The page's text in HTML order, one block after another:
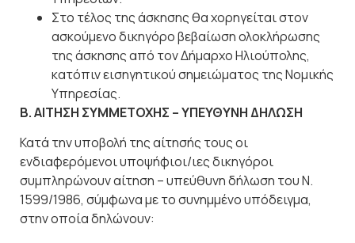
Στο τέλος της άσκησης θα χορηγείται στον
ασκούμενο δικηγόρο βεβαίωση ολοκλήρωσης
της άσκησης από τον Δήμαρχο Ηλιούπολης,
κατόπιν εισηγητικού σημειώματος της Νομικής
Υπηρεσίας.
Β. ΑΙΤΗΣΗ ΣΥΜΜΕΤΟΧΗΣ – ΥΠΕΥΘΥΝΗ ΔΗΛΩΣΗ
Κατά την υποβολή της αίτησής τους οι
ενδιαφερόμενοι υποψήφιοι/ιες δικηγόροι
συμπληρώνουν αίτηση – υπεύθυνη δήλωση του Ν.
1599/1986, σύμφωνα με το συνημμένο υπόδειγμα,
στην οποία δηλώνουν: